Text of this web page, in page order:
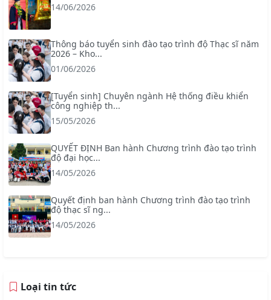
14/06/2026
Thông báo tuyển sinh đào tạo trình độ Thạc sĩ năm
2026 – Kho...
01/06/2026
[Tuyển sinh] Chuyên ngành Hệ thống điều khiển
công nghiệp th...
15/05/2026
QUYẾT ĐỊNH Ban hành Chương trình đào tạo trình
độ đại học...
14/05/2026
Quyết định ban hành Chương trình đào tạo trình
độ thạc sĩ ng...
14/05/2026
Loại tin tức